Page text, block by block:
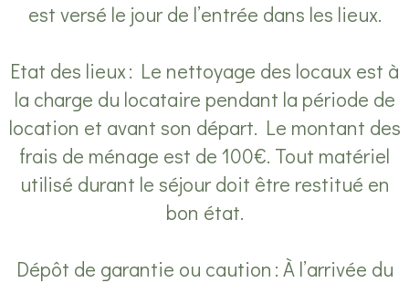
est versé le jour de l’entrée dans les lieux.
Etat des lieux : Le nettoyage des locaux est à
la charge du locataire pendant la période de
location et avant son départ. Le montant des
frais de ménage est de 100€. Tout matériel
utilisé durant le séjour doit être restitué en
bon état.
Dépôt de garantie ou caution : À l’arrivée du